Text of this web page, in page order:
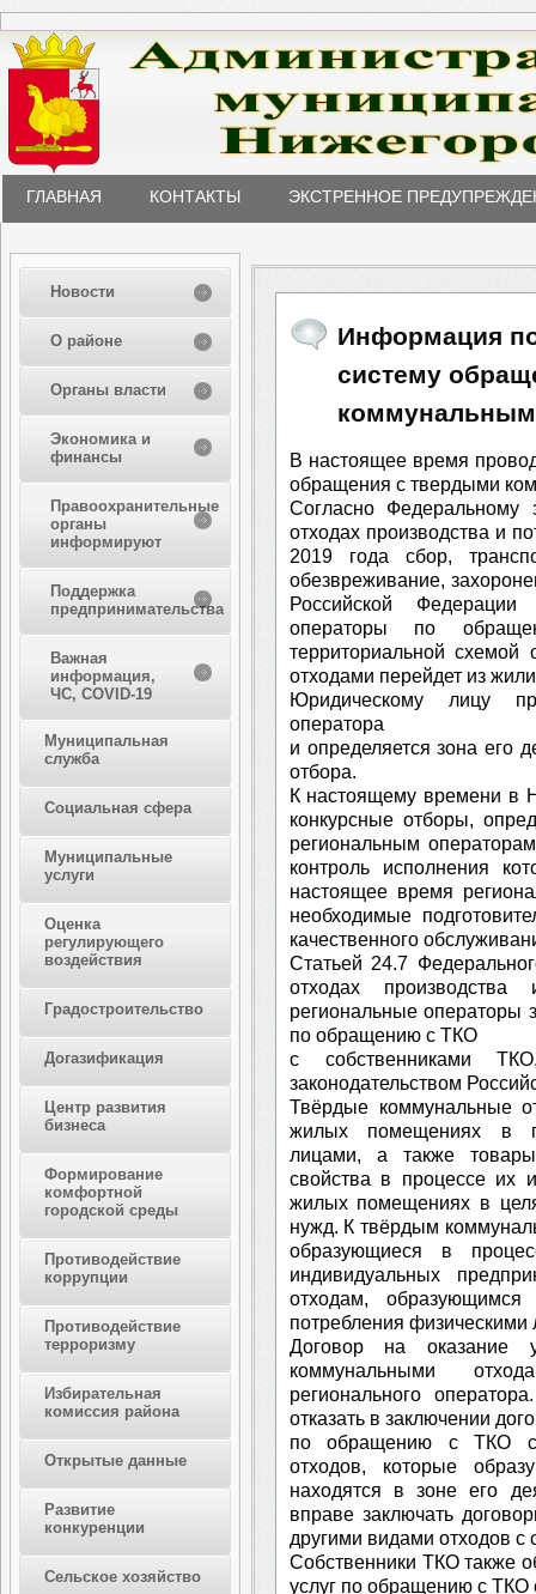
ГЛАВНАЯ КОНТАКТЫ ЭКСТРЕННОЕ
Новости
О районе
Органы власти
Экономика и
финансы
Правоохранительные
органы
информируют
Поддержка
предпринимательства
Важная
информация,
ЧС, COVID-19
Муниципальная
служба
Социальная сфера
Муниципальные
услуги
Оценка
регулирующего
воздействия
Градостроительство
Догазификация
Центр развития
бизнеса
Формирование
комфортной
городской среды
Противодействие
коррупции
Противодействие
терроризму
Избирательная
комиссия района
Открытые данные
Развитие
конкуренции
Сельское хозяйство
Информация
систему
В настоящее время
обращения с твердыми
Согласно
отходах производства и
2019 года сбор,
обезвреживание,
Российской Федерации
операторы по
территориальной
отходами перейдет из
Юридическому лицу
оператора
и определяется зона его
отбора.
К настоящему времени в
конкурсные отборы,
региональным
контроль исполнения
настоящее время
необходимые
качественного
Статьей 24.7
отходах
региональные операторы
по обращению с ТКО
с собственниками
законодательством
Твёрдые коммунальные
жилых помещениях в
лицами, а также
свойства в процессе их
жилых помещениях в
нужд. К твёрдым
образующиеся в
индивидуальных
отходам,
потребления физическими
Договор на оказание
коммунальными
регионального
отказать в заключении
по обращению с ТКО
отходов, которые
находятся в зоне его
вправе заключать
другими видами отходов с
Собственники ТКО также
услуг по обращению с ТКО